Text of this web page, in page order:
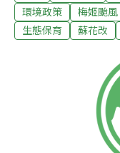
11日1日經過兩次環
通過專案小組結論，
經過台灣地質最敏
審查紀錄。七位官
席）、副署長邱文
副主委魏國彥、經
華、公共工程委員
位出席：李育明（
李錦地、陳莉、陳
環境政策
梅姬颱風
生態保育
蘇花改